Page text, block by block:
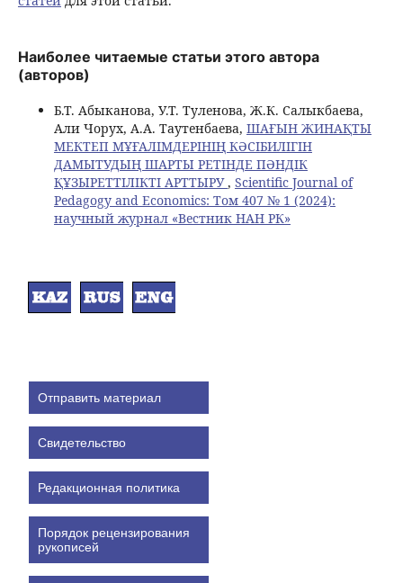
Наиболее читаемые статьи этого автора
(авторов)
Б.Т. Абыканова, У.Т. Туленова, Ж.К. Салыкбаева,
Али Чорух, А.А. Таутенбаева, ШАҒЫН ЖИНАҚТЫ
МЕКТЕП МҰҒАЛІМДЕРІНІҢ КӘСІБИЛІГІН
ДАМЫТУДЫҢ ШАРТЫ РЕТІНДЕ ПӘНДІК
ҚҰЗЫРЕТТІЛІКТІ АРТТЫРУ, Scientific Journal of
Pedagogy and Economics: Том 407 № 1 (2024):
научный журнал «Вестник НАН РК»
Отправить материал
Свидетельство
Редакционная политика
Порядок рецензирования
рукописей